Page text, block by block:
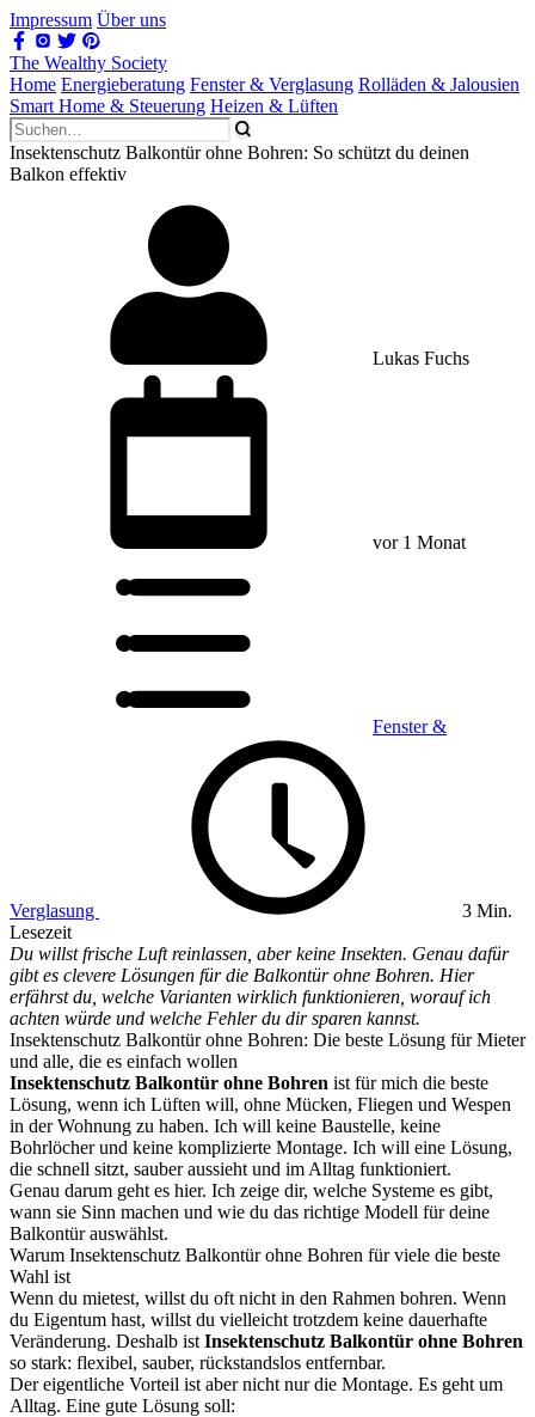
Impressum Über uns
The Wealthy Society
Home Energieberatung Fenster & Verglasung Rolläden & Jalousien
Smart Home & Steuerung Heizen & Lüften
Insektenschutz Balkontür ohne Bohren: So schützt du deinen
Balkon effektiv
Lukas Fuchs
vor 1 Monat
Fenster &
Verglasung
3 Min.
Lesezeit
Du willst frische Luft reinlassen, aber keine Insekten. Genau dafür
gibt es clevere Lösungen für die Balkontür ohne Bohren. Hier
erfährst du, welche Varianten wirklich funktionieren, worauf ich
achten würde und welche Fehler du dir sparen kannst.
Insektenschutz Balkontür ohne Bohren: Die beste Lösung für Mieter
und alle, die es einfach wollen
Insektenschutz Balkontür ohne Bohren ist für mich die beste
Lösung, wenn ich Lüften will, ohne Mücken, Fliegen und Wespen
in der Wohnung zu haben. Ich will keine Baustelle, keine
Bohrlöcher und keine komplizierte Montage. Ich will eine Lösung,
die schnell sitzt, sauber aussieht und im Alltag funktioniert.
Genau darum geht es hier. Ich zeige dir, welche Systeme es gibt,
wann sie Sinn machen und wie du das richtige Modell für deine
Balkontür auswählst.
Warum Insektenschutz Balkontür ohne Bohren für viele die beste
Wahl ist
Wenn du mietest, willst du oft nicht in den Rahmen bohren. Wenn
du Eigentum hast, willst du vielleicht trotzdem keine dauerhafte
Veränderung. Deshalb ist Insektenschutz Balkontür ohne Bohren
so stark: flexibel, sauber, rückstandslos entfernbar.
Der eigentliche Vorteil ist aber nicht nur die Montage. Es geht um
Alltag. Eine gute Lösung soll: